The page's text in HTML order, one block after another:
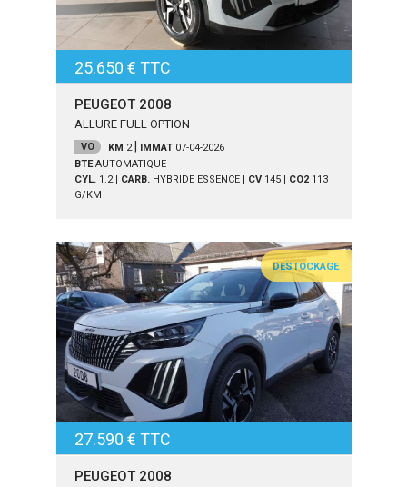
25.650 € TTC
PEUGEOT 2008
ALLURE FULL OPTION
VO KM 2 IMMAT 07-04-2026
BTE AUTOMATIQUE
CYL. 1.2| CARB. HYBRIDE ESSENCE| CV 145| CO2 113
G/KM
DESTOCKAGE
27.590 € TTC
PEUGEOT 2008